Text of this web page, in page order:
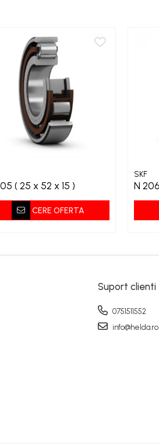
N 205 ( 25 x 52 x 15 )
CERE OFERTA
SKF
Suport clienti
0751511552
info@helda.ro